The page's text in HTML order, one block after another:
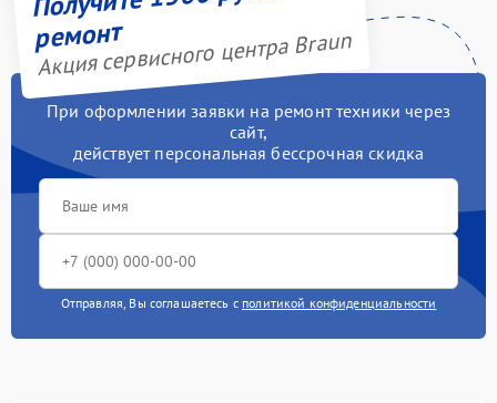
ремонт
Акция сервисного центра Braun
При оформлении заявки на ремонт техники через
сайт,
действует персональная бессрочная скидка
Отправляя, Вы соглашаетесь с политикой конфиденциальности